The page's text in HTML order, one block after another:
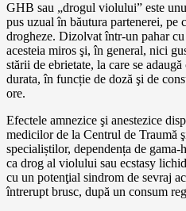
GHB sau „drogul violului” este
pus uzual în băutura partenerei, pe
drogheze. Dizolvat într-un pahar
acesteia miros şi, în general, nici
stării de ebrietate, la care se
durata, în funcție de doză şi de
ore.
Efectele amnezice şi anestezice
medicilor de la Centrul de Traumă
specialiștilor, dependența de
ca drog al violului sau ecstasy
cu un potenţial sindrom de sevraj
întrerupt brusc, după un consum